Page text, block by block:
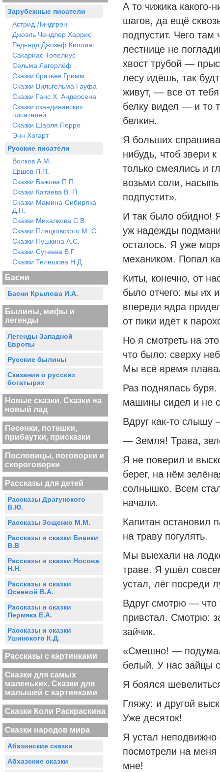
Зарубежные писатели
Астрид Линдгрен
Джоэль Чендлер Харрис
Редьярд Джозеф Киплинг
Сакариас Топелиус
Сельма Лагерлёф
Сказки братьев Гримм
Сказки Вильгельма Гауфа
Сказки Ганс Х. Андерсена
Сказки скандинавских
писателей
Сказки Шарля Перро
Энн Хогарт
Русские писатели
Волков А.М.
Ершов П.П.
Сказки Бажова П.П.
Сказки Катаева В. П.
Сказки Мамина-Сибиряка
Д.Н.
Сказки Михалкова С.В.
Сказки Пляцковского М. С.
Сказки Пушкина А.С.
Сказки Сутеева В.Г.
Сказки Телешова Н.Д.
Басни
Басни Крылова И.А.
Былины, мифы и
легенды
Легенды Западной
Европы
Русские былины
Сказания о русских
богатырях
Новые сказки. Сказки на
новый лад
Песенки, потешки,
прибаутки, присказки
Пословицы, поговорки и
скороговорки
Рассказы для детей
Рассказы Драгунского
В.Ю.
Рассказы Зощенко М.М.
Рассказы и сказки Бианки
В.В
Рассказы и сказки Носова
Н.Н.
Рассказы и сказки
Осеевой В.А.
Рассказы и сказки
Пермяка Е.А.
Рассказы и сказки
Ушинского К.Д.
Рассказы с картинками
Сказки для самых
маленьких. Сказки для
малышей с картинками
Сказки Коли Раскраскина
Сказки народов мира
Абазинские сказки
Абхазские сказки
А то чижика какого-
шагов, да ещё
подпустит. Чего
лестнице не
хвост трубой —
лесу идёшь, так
живут, — все от
белку видел — и то
белкин.
Я больших
нибудь, чтоб звери
только смеялись и
возьми соли, насыпь
подпустит».
И так было обидно!
уж надежды
осталось. Я уже
механиком. Попал
Киты, конечно, от
было отчего: мы их
впереди ядра
от пики идёт к
Но я смотреть на
что было: сверху
Мы всё время
Раз поднялась
машины сидел и не
Вдруг как-то слышу
— Земля! Трава,
Я не поверил и
берег, на нём
солнышко. Всем
начали.
Капитан остановил
на траву погулять.
Мы выехали на
траве. Я ушёл
устал, лёг посреди
Вдруг смотрю — что
привстал. Смотрю:
зайчик.
«Смешно! —
белый. У нас зайцы
Я боялся
Гляжу: и другой
Уже десяток!
Я устал
посмотрели на меня
мне!